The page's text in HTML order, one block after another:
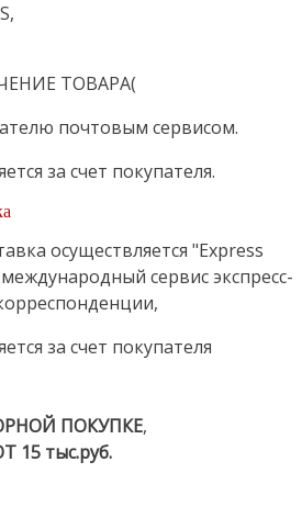
ТОВАРА(
почтовым сервисом.
за счет покупателя.
осуществляется "Express
сервис экспресс-
за счет покупателя
ПОКУПКЕ,
тыс.руб.